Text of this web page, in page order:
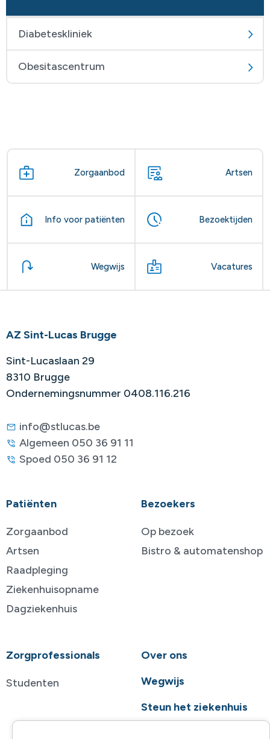
Diabeteskliniek
Obesitascentrum
Zorgaanbod Artsen
Info voor patiënten Bezoektijden
Wegwijs Vacatures
AZ Sint-Lucas Brugge
Sint-Lucaslaan 29
8310 Brugge
Ondernemingsnummer 0408.116.216
info@stlucas.be
Algemeen 050 36 91 11
Spoed 050 36 91 12
Patiënten
Zorgaanbod
Artsen
Raadpleging
Ziekenhuisopname
Dagziekenhuis
Bezoekers
Op bezoek
Bistro & automatenshop
Zorgprofessionals
Studenten
Over ons
Wegwijs
Steun het ziekenhuis